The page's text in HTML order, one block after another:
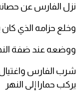
نزل الفارس عن
وخلع حزامه الذي
ووضعه عند ضفة
شرب الفارس واغتيال
يركب حمارا إلى النهر